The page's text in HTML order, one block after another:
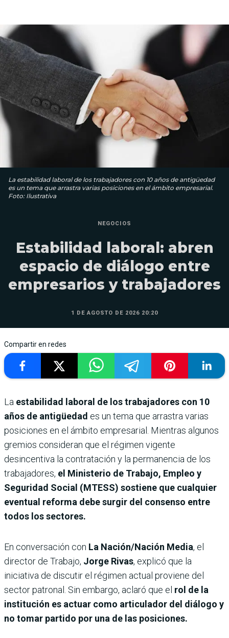
La estabilidad laboral de los trabajadores con 10 años de antigüedad
es un tema que arrastra varias posiciones en el ámbito empresarial.
Foto: Ilustrativa
NEGOCIOS
Estabilidad laboral: abren
espacio de diálogo entre
empresarios y trabajadores
1 DE AGOSTO DE 2026 20:20
Compartir en redes
La estabilidad laboral de los trabajadores con 10
años de antigüedad es un tema que arrastra varias
posiciones en el ámbito empresarial. Mientras algunos
gremios consideran que el régimen vigente
desincentiva la contratación y la permanencia de los
trabajadores, el Ministerio de Trabajo, Empleo y
Seguridad Social (MTESS) sostiene que cualquier
eventual reforma debe surgir del consenso entre
todos los sectores.
En conversación con La Nación/Nación Media, el
director de Trabajo, Jorge Rivas, explicó que la
iniciativa de discutir el régimen actual proviene del
sector patronal. Sin embargo, aclaró que el rol de la
institución es actuar como articulador del diálogo y
no tomar partido por una de las posiciones.